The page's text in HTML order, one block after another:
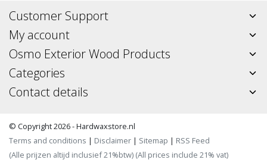
Customer Support
My account
Osmo Exterior Wood Products
Categories
Contact details
© Copyright 2026 - Hardwaxstore.nl
Terms and conditions | Disclaimer | Sitemap | RSS Feed
(Alle prijzen altijd inclusief 21%btw) (All prices include 21% vat)